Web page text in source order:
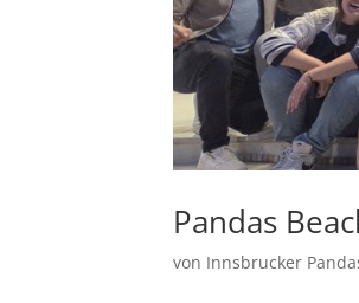
Pandas
von Innsbrucker